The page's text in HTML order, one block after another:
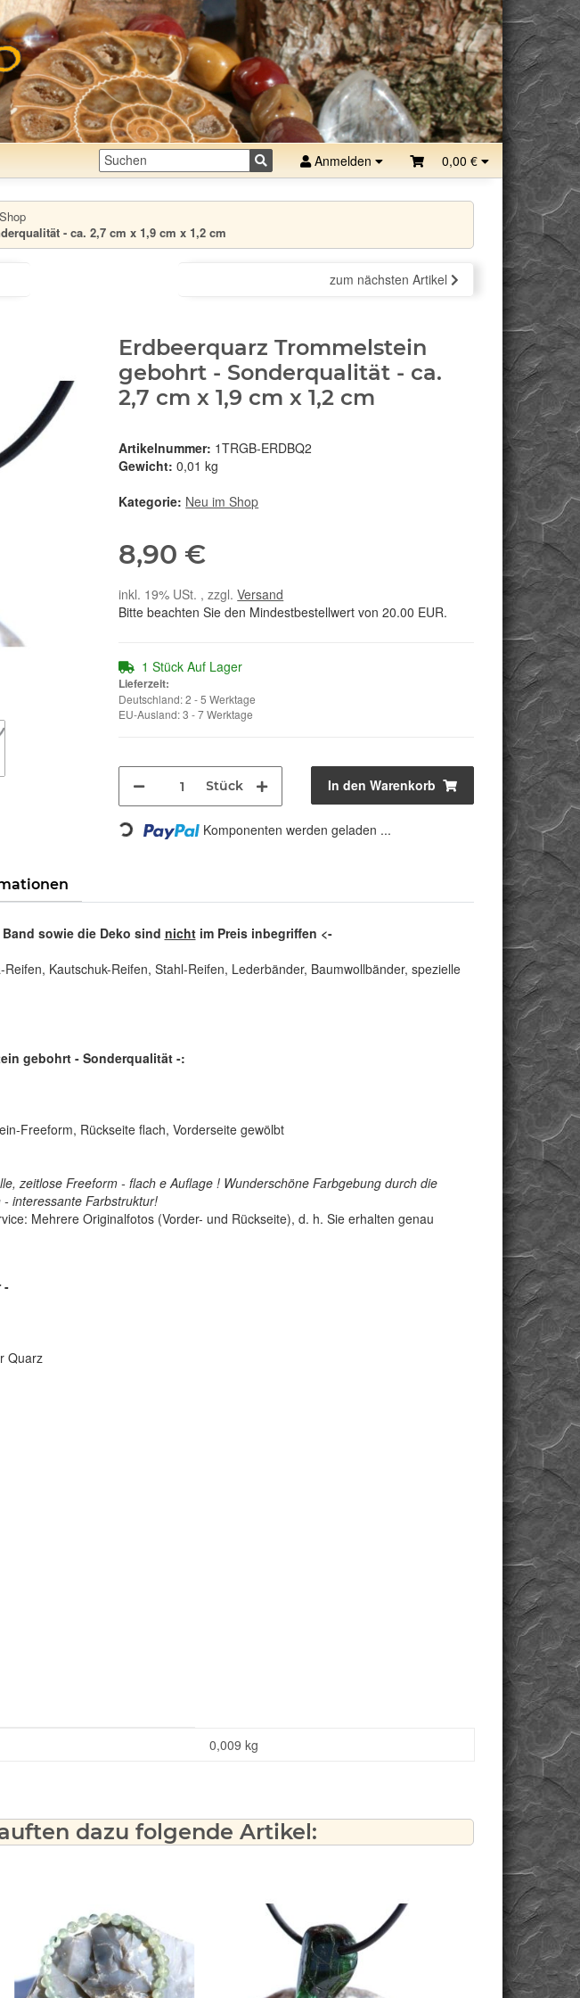
Anmelden 0,00 €
- ca. 2,7 cm x 1,9 cm x 1,2 cm
zum nächsten Artikel
Erdbeerquarz Trommelstein
gebohrt - Sonderqualität - ca.
2,7 cm x 1,9 cm x 1,2 cm
Artikelnummer: 1TRGB-ERDBQ2
Gewicht: 0,01 kg
Kategorie: Neu im Shop
8,90 €
inkl. 19% USt. , zzgl.Versand
Bitte beachten Sie den Mindestbestellwert von 20.00 EUR.
1 Stück Auf Lager
Lieferzeit:
Deutschland: 2 - 5 Werktage
EU-Ausland: 3 - 7 Werktage
Stück In den Warenkorb
Loading... Komponenten werden geladen ...
sowie die Deko sind nichtim Preis inbegriffen <-
Kautschuk-Reifen, Stahl-Reifen, Lederbänder, Baumwollbänder, spezielle
gebohrt - Sonderqualität -:
Freeform, Rückseite flach, Vorderseite gewölbt
zeitlose Freeform - flach e Auflage ! Wunderschöne Farbgebung durch die
interessante Farbstruktur!
Mehrere Originalfotos (Vorder- und Rückseite), d. h. Sie erhalten genau
-
Quarz
0,009 kg
dazu folgende Artikel: